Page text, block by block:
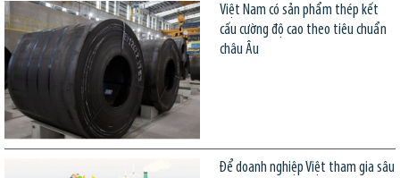
Việt Nam có sản phẩm thép kết
cấu cường độ cao theo tiêu chuẩn
châu Âu
Để doanh nghiệp Việt tham gia sâu